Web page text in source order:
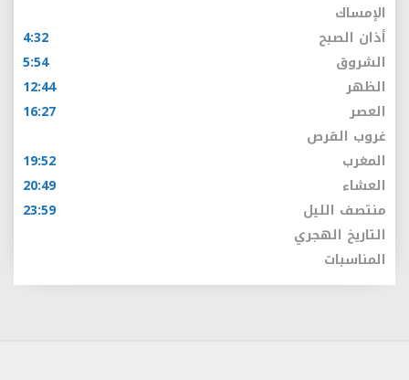
الإمساك
أذان الصبح
4:32
الشروق
5:54
الظهر
12:44
العصر
16:27
غروب القرص
المغرب
19:52
العشاء
20:49
منتصف الليل
23:59
التاريخ الهجري
المناسبات